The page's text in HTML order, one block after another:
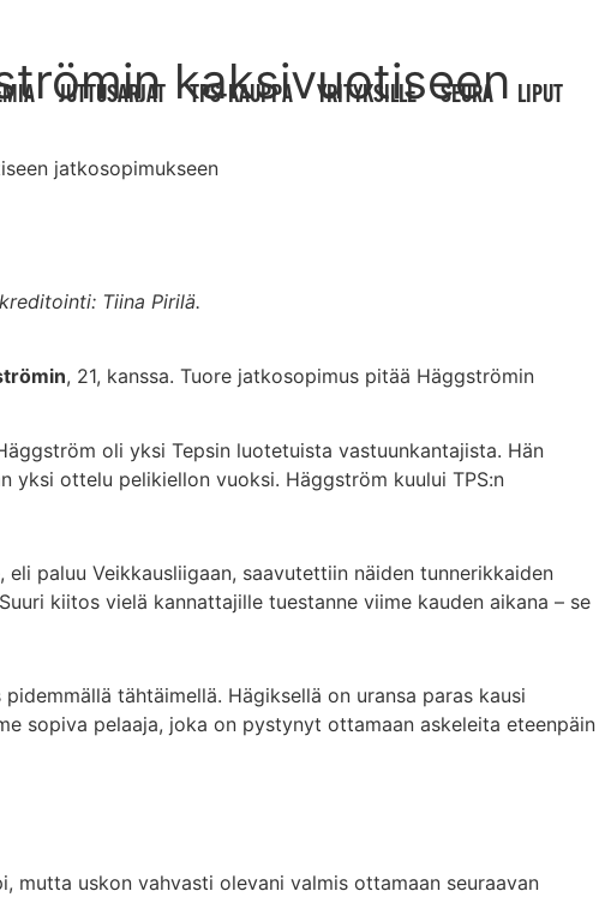
JUTTUSARJAT TPS-KAUPPA YRITYKSILLE SEURA LIPUT
kaksivuotiseen
jatkosopimukseen
Tiina Pirilä.
, 21, kanssa. Tuore jatkosopimus pitää Häggströmin
oli yksi Tepsin luotetuista vastuunkantajista. Hän
yksi ottelu pelikiellon vuoksi. Häggström kuului TPS:n
paluu Veikkausliigaan, saavutettiin näiden tunnerikkaiden
kiitos vielä kannattajille tuestanne viime kauden aikana – se
tähtäimellä. Hägiksellä on uransa paras kausi
sopiva pelaaja, joka on pystynyt ottamaan askeleita eteenpäin
mutta uskon vahvasti olevani valmis ottamaan seuraavan